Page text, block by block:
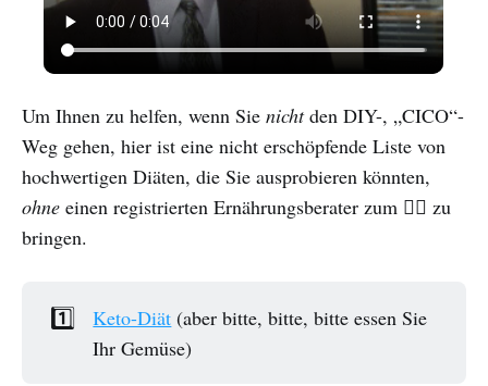
Um Ihnen zu helfen, wenn Sie nichtden DIY-, „CICO“-
Weg gehen, hier ist eine nicht erschöpfende Liste von
hochwertigen Diäten, die Sie ausprobieren könnten,
ohne einen registrierten Ernährungsberater zum 🤦‍♀️ zu
bringen.
1️⃣ Keto-Diät (aber bitte, bitte, bitte essen Sie
Ihr Gemüse)